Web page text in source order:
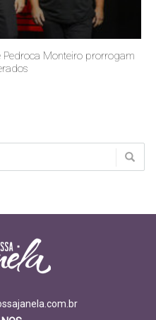
Pedroca Monteiro prorrogam